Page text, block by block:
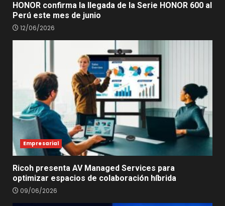
HONOR confirma la llegada de la Serie HONOR 600 al
Perú este mes de junio
12/06/2026
Empresarial
Ricoh presenta AV Managed Services para
optimizar espacios de colaboración híbrida
09/06/2026